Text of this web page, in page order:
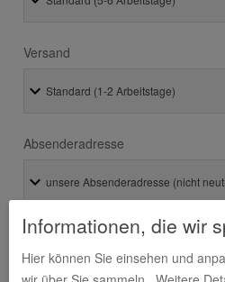
Versand
Absenderadresse
Informationen, die wir
Hier können Sie einsehen und